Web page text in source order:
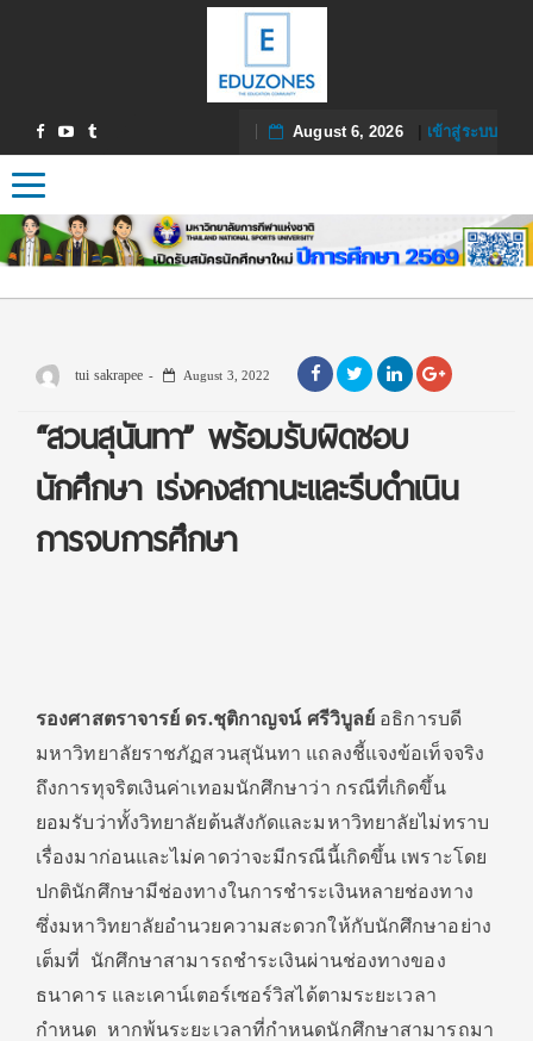
August 6, 2026| เข้าสู่ระบบ
Toggle navigation
tui sakrapee August 3, 2022
“สวนสุนันทา” พร้อมรับผิดชอบ
นักศึกษา เร่งคงสถานะและรีบดำเนิน
การจบการศึกษา
รองศาสตราจารย์ ดร.ชุติกาญจน์ ศรีวิบูลย์ อธิการบดี
มหาวิทยาลัยราชภัฏสวนสุนันทา แถลงชี้แจงข้อเท็จจริง
ถึงการทุจริตเงินค่าเทอมนักศึกษาว่า กรณีที่เกิดขึ้น
ยอมรับว่าทั้งวิทยาลัยต้นสังกัดและมหาวิทยาลัยไม่ทราบ
เรื่องมาก่อนและไม่คาดว่าจะมีกรณีนี้เกิดขึ้น เพราะโดย
ปกตินักศึกษามีช่องทางในการชำระเงินหลายช่องทาง
ซึ่งมหาวิทยาลัยอำนวยความสะดวกให้กับนักศึกษาอย่าง
เต็มที่ นักศึกษาสามารถชำระเงินผ่านช่องทางของ
ธนาคาร และเคาน์เตอร์เซอร์วิสได้ตามระยะเวลา
กำหนด หากพ้นระยะเวลาที่กำหนดนักศึกษาสามารถมา